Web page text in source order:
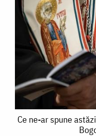
Ce
Ce ne-ar spune